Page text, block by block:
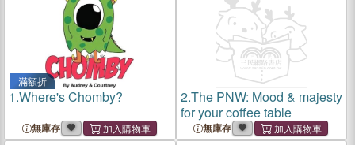
滿額折
1.Where's Chomby?
無庫存
2.The PNW: Mood & majesty
for your coffee table
無庫存